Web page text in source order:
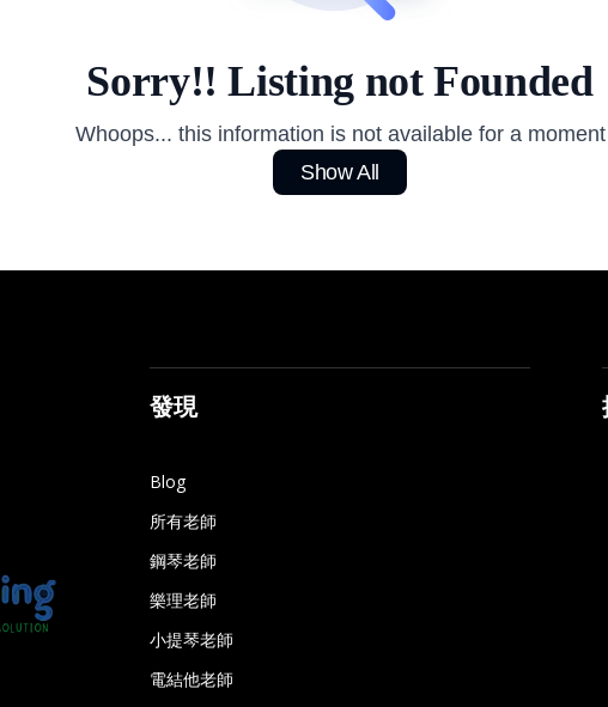
Sorry!! Listing not Founded
Whoops... this information is not available for a moment
Show All
發現
Blog
所有老師
鋼琴老師
樂理老師
小提琴老師
電結他老師